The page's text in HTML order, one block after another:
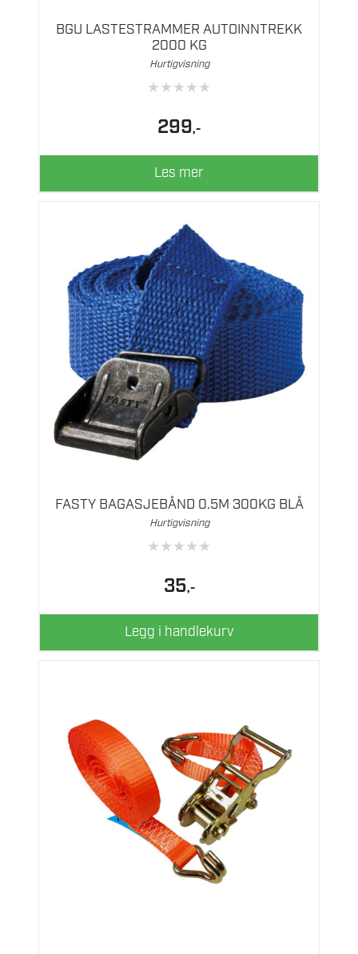
BGU LASTESTRAMMER AUTOINNTREKK
2000 KG
Hurtigvisning
★★★★★
299,-
Les mer
FASTY BAGASJEBÅND 0.5M 300KG BLÅ
Hurtigvisning
★★★★★
35,-
Legg i handlekurv